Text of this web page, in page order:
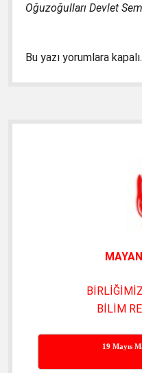
Oğuzoğulları Devlet
Bu yazı yorumlara kapalı.
Yan
BİLİM
19 Mayıs